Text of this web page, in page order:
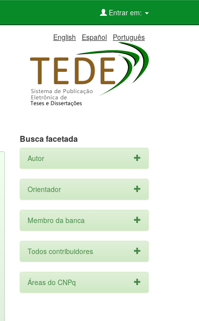
Entrar em:
English Español Português
Busca facetada
Autor
Orientador
Membro da banca
Todos contribuidores
Áreas do CNPq